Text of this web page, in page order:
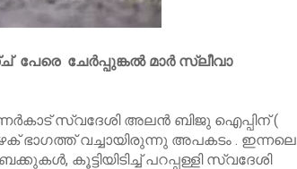
പേരെ ചേർപ്പുങ്കൽ മാർ സ്ലീവാ
മണർകാട് സ്വദേശി അലൻ ബിജു ഐപ്പിന് (
ഭാഗത്ത് വച്ചായിരുന്നു അപകടം . ഇന്നലെ
കൂട്ടിയിടിച്ച് പറപ്പള്ളി സ്വദേശി